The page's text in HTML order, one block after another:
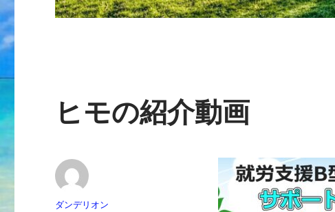
ヒモの紹介動画
投
ダンデリオン